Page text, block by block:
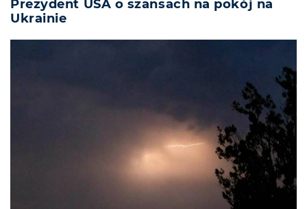
Prezydent USA o szansach na pokój na
Ukrainie